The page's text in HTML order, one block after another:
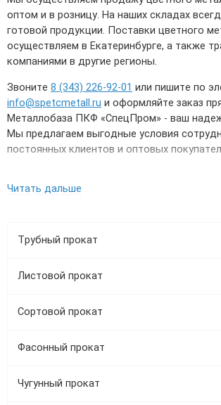
Трубный прокат
Листовой прокат
Сортовой прокат
Фасонный прокат
Чугунный прокат
оптом и в розницу. На наших складах
готовой продукции. Поставки цветного
осуществляем в Екатеринбурге, а также
компаниями в другие регионы.
Звоните 8 (343) 226-92-01 или пишите по
info@spetcmetall.ru и оформляйте заказ
Металлобаза ПКФ «СпецПром» - ваш
Мы предлагаем выгодные условия
постоянных клиентов и оптовых
Читать дальше